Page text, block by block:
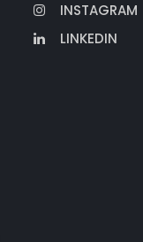
INSTAGRAM
LINKEDIN